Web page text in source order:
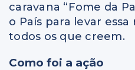
caravana “Fome da
o País para levar
todos os que creem.
Como foi a ação